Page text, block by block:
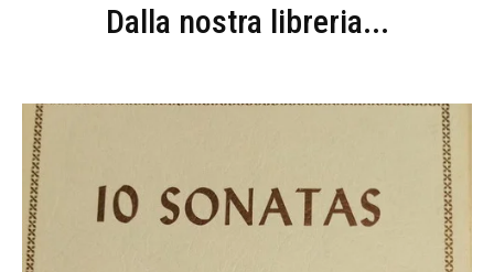
Dalla nostra libreria...